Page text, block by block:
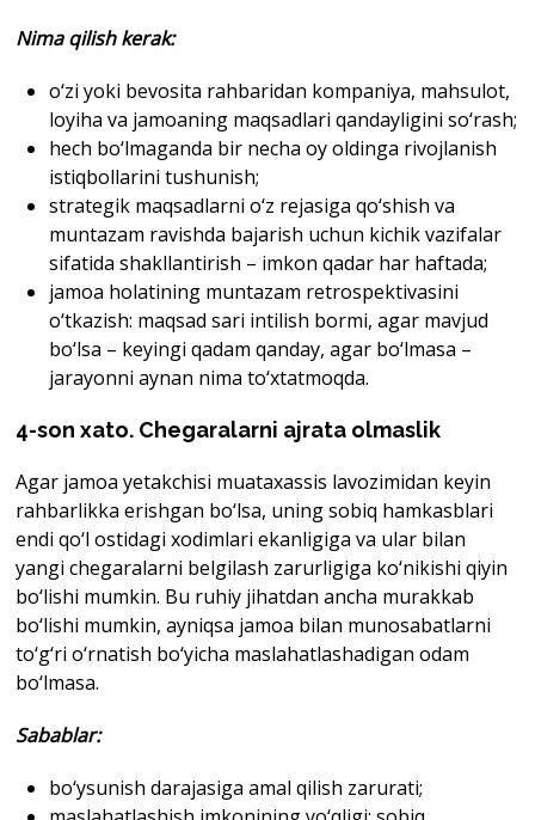
Nima qilish kerak:
o‘zi yoki bevosita rahbaridan kompaniya, mahsulot,
loyiha va jamoaning maqsadlari qandayligini so‘rash;
hech bo‘lmaganda bir necha oy oldinga rivojlanish
istiqbollarini tushunish;
strategik maqsadlarni o‘z rejasiga qo‘shish va
muntazam ravishda bajarish uchun kichik vazifalar
sifatida shakllantirish – imkon qadar har haftada;
jamoa holatining muntazam retrospektivasini
o‘tkazish: maqsad sari intilish bormi, agar mavjud
bo‘lsa – keyingi qadam qanday, agar bo‘lmasa –
jarayonni aynan nima to‘xtatmoqda.
4-son xato. Chegaralarni ajrata olmaslik
Agar jamoa yetakchisi muataxassis lavozimidan keyin
rahbarlikka erishgan bo‘lsa, uning sobiq hamkasblari
endi qo‘l ostidagi xodimlari ekanligiga va ular bilan
yangi chegaralarni belgilash zarurligiga ko‘nikishi qiyin
bo‘lishi mumkin. Bu ruhiy jihatdan ancha murakkab
bo‘lishi mumkin, ayniqsa jamoa bilan munosabatlarni
to‘g‘ri o‘rnatish bo‘yicha maslahatlashadigan odam
bo‘lmasa.
Sabablar:
bo‘ysunish darajasiga amal qilish zarurati;